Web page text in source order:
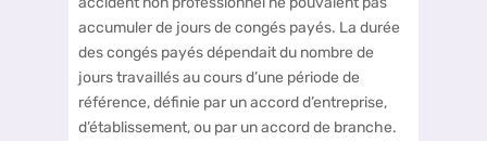
accumuler de jours de congés payés. La durée
des congés payés dépendait du nombre de
jours travaillés au cours d’une période de
référence, définie par un accord d’entreprise,
d’établissement, ou par un accord de branche.